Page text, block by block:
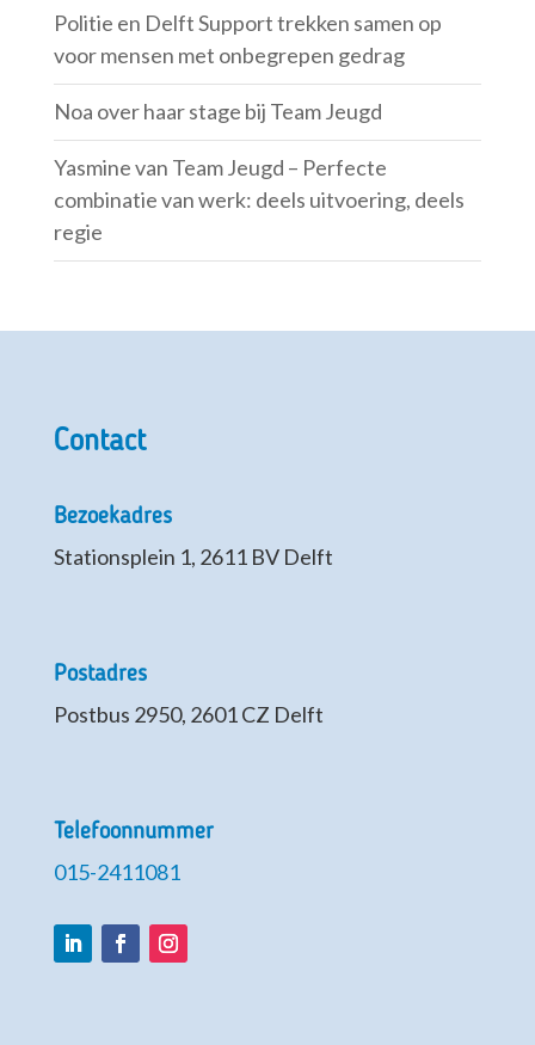
Politie en Delft Support trekken samen op
voor mensen met onbegrepen gedrag
Noa over haar stage bij Team Jeugd
Yasmine van Team Jeugd – Perfecte
combinatie van werk: deels uitvoering, deels
regie
Contact
Bezoekadres
Stationsplein 1, 2611 BV Delft
Postadres
Postbus 2950, 2601 CZ Delft
Telefoonnummer
015-2411081